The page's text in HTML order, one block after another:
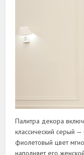
Палитра декора
классический серый
фиолетовый цвет
наполняет его